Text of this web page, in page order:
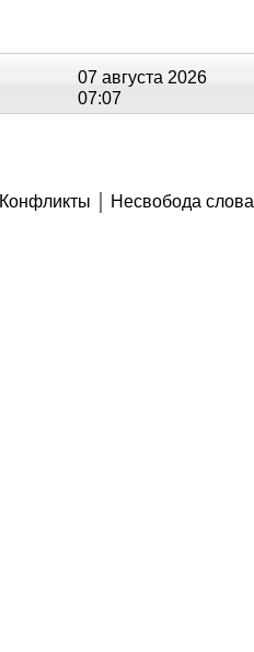
07 августа 2026
07:07
Конфликты Несвобода слова